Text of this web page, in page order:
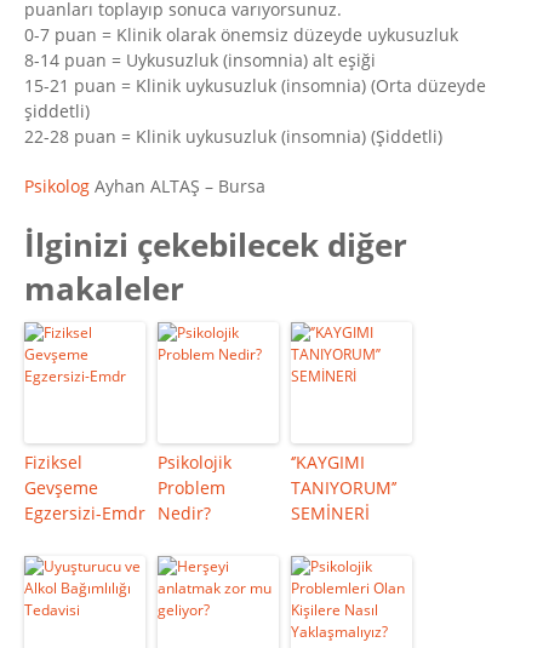
puanları toplayıp sonuca varıyorsunuz.
0-7 puan = Klinik olarak önemsiz düzeyde uykusuzluk
8-14 puan = Uykusuzluk (insomnia) alt eşiği
15-21 puan = Klinik uykusuzluk (insomnia) (Orta düzeyde
şiddetli)
22-28 puan = Klinik uykusuzluk (insomnia) (Şiddetli)
Psikolog Ayhan ALTAŞ – Bursa
İlginizi çekebilecek diğer
makaleler
Fiziksel
Gevşeme
Egzersizi-Emdr
Psikolojik
Problem
Nedir?
‘’KAYGIMI
TANIYORUM’’
SEMİNERİ